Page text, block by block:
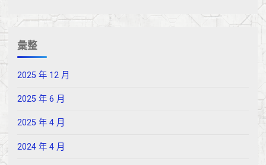
彙整
2025 年 12 月
2025 年 6 月
2025 年 4 月
2024 年 4 月